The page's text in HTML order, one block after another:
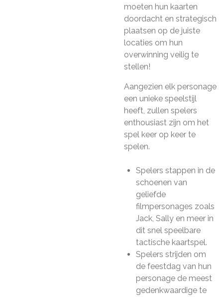
moeten hun kaarten
doordacht en strategisch
plaatsen op de juiste
locaties om hun
overwinning veilig te
stellen!
Aangezien elk personage
een unieke speelstijl
heeft, zullen spelers
enthousiast zijn om het
spel keer op keer te
spelen.
Spelers stappen in de
schoenen van
geliefde
filmpersonages zoals
Jack, Sally en meer in
dit snel speelbare
tactische kaartspel.
Spelers strijden om
de feestdag van hun
personage de meest
gedenkwaardige te